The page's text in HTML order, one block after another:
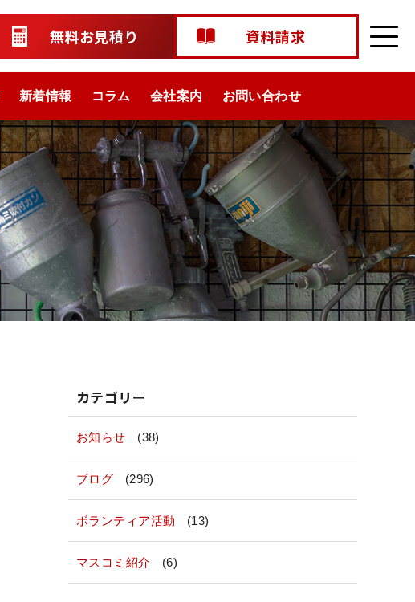
無料お見積り 資料請求
新着情報 コラム 会社案内 お問い合わせ
カテゴリー
お知らせ (38)
ブログ (296)
ボランティア活動 (13)
マスコミ紹介 (6)